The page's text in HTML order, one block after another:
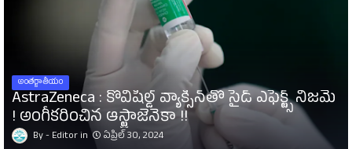
అంతర్జాతీయం
AstraZeneca : కోవిషీల్డ్‌ వ్యాక్సిన్‌తో సైడ్‌ ఎఫెక్ట్స్‌ నిజమే
! అంగీకరించిన ఆస్ట్రాజెనెకా !!
Editor ఏప్రిల్ 30, 2024